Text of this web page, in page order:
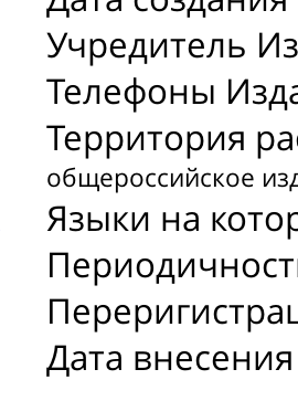
Учредитель
Телефоны
Территория
общероссийское
Языки на
Дата